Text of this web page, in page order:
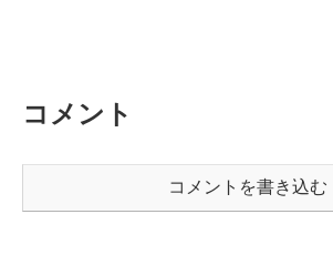
コメント
コメントを書き込む